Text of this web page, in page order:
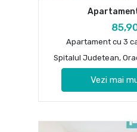
Apartament cu 3
Spitalul Judetean,
Vezi mai